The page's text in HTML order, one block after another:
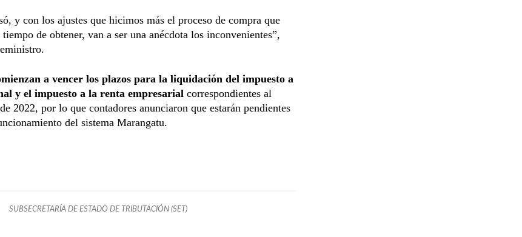
y con los ajustes que hicimos más el proceso de compra que
tiempo de obtener, van a ser una anécdota los inconvenientes”,
a vencer los plazos para la liquidación del impuesto a
y el impuesto a la renta empresarial correspondientes al
2022, por lo que contadores anunciaron que estarán pendientes
del sistema Marangatu.
SUBSECRETARÍA DE ESTADO DE TRIBUTACIÓN (SET)